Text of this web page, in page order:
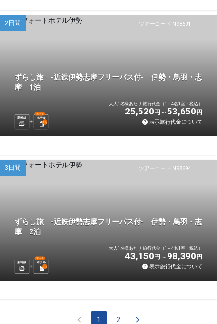
ツアーコード N98691
2日間
ずらし旅 -近鉄伊勢志摩フリーパス付- 伊勢・鳥羽・志
摩 1泊
新幹線 ホテル
選べる
1 泊
大人1名様あたり 旅行代金（1～4名1室・税込）
25,520 円 53,650 円
表示旅行代金について
ツアーコード N98694
3日間
ずらし旅 -近鉄伊勢志摩フリーパス付- 伊勢・鳥羽・志
摩 2泊
新幹線 ホテル
選べる
2泊
大人1名様あたり 旅行代金（1～4名1室・税込）
43,150 円 98,390 円
表示旅行代金について
1 2